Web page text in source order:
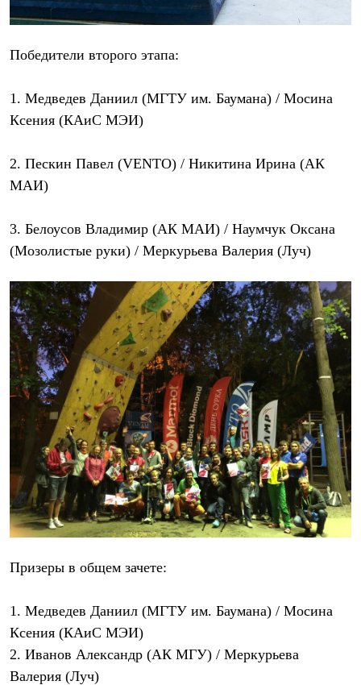
Где купить
Победители второго этапа:
1. Медведев Даниил (МГТУ им. Баумана) / Мосина
Ксения (КАиС МЭИ)
2. Пескин Павел (VENTO) / Никитина Ирина (АК
МАИ)
3. Белоусов Владимир (АК МАИ) / Наумчук Оксана
(Мозолистые руки) / Меркурьева Валерия (Луч)
Призеры в общем зачете:
1. Медведев Даниил (МГТУ им. Баумана) / Мосина
Ксения (КАиС МЭИ)
2. Иванов Александр (АК МГУ) / Меркурьева
Валерия (Луч)